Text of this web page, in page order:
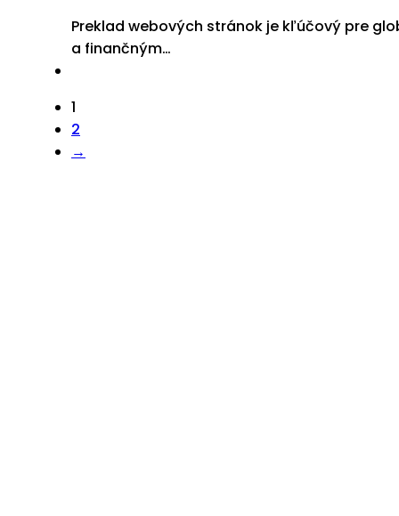
Preklad webových stránok je kľúčový pre
a finančným…
1
2
→